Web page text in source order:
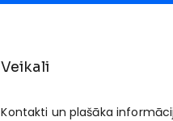
Veikali
Kontakti un plašāka